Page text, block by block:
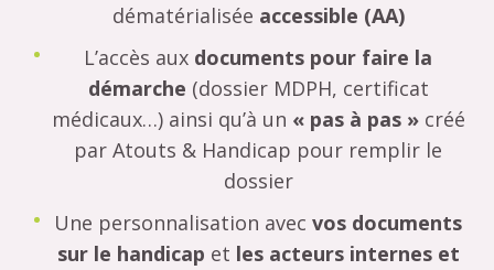
dématérialisée accessible (AA)
L’accès aux documents pour faire la
démarche (dossier MDPH, certificat
médicaux…) ainsi qu’à un « pas à pas »créé
par Atouts & Handicap pour remplir le
dossier
Une personnalisation avec vos documents
sur le handicap et les acteurs internes et